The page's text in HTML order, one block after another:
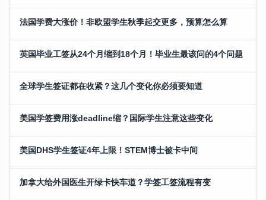
法国学费大涨价！非欧盟学生秋季起交更多，预算怎么算
英国毕业工签从24个月缩到18个月！毕业生最该问的4个问题
全球学生签证都在收紧？这几个变化你必须要知道
美国学签费用涨deadline缩？国际学生注意这些变化
美国DHS学生签证4年上限！STEM博士被卡中间
加拿大给外国医生开绿卡快车道？学签工签流程有变